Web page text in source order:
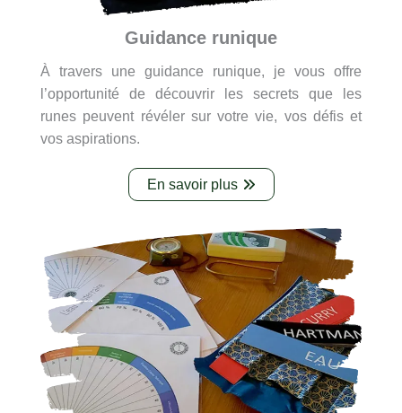
Guidance runique
À travers une guidance runique, je vous offre
l’opportunité de découvrir les secrets que les
runes peuvent révéler sur votre vie, vos défis et
vos aspirations.
En savoir plus